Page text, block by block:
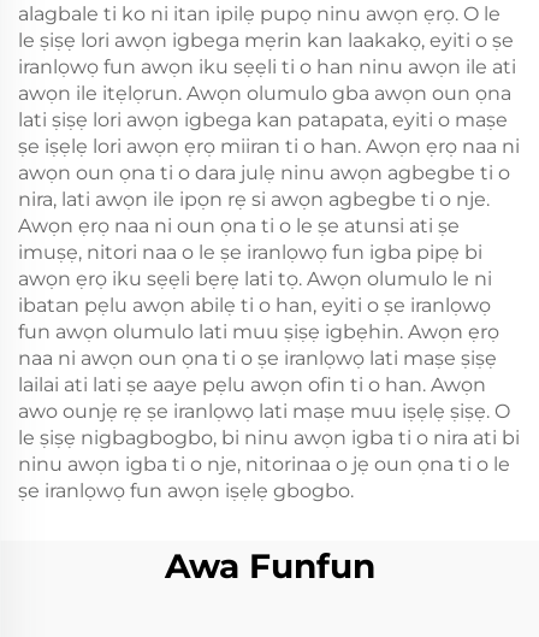
alagbale ti ko ni itan ipilẹ pupọ ninu awọn ẹrọ. O le
le ṣiṣẹ lori awọn igbega mẹrin kan laakakọ, eyiti o ṣe
iranlọwọ fun awọn iku sẹẹli ti o han ninu awọn ile ati
awọn ile itẹlọrun. Awọn olumulo gba awọn oun ọna
lati ṣiṣẹ lori awọn igbega kan patapata, eyiti o maṣe
ṣe iṣẹlẹ lori awọn ẹrọ miiran ti o han. Awọn ẹrọ naa ni
awọn oun ọna ti o dara julẹ ninu awọn agbegbe ti o
nira, lati awọn ile ipọn rẹ si awọn agbegbe ti o nje.
Awọn ẹrọ naa ni oun ọna ti o le ṣe atunsi ati ṣe
imuṣẹ, nitori naa o le ṣe iranlọwọ fun igba pipẹ bi
awọn ẹrọ iku sẹẹli bẹrẹ lati tọ. Awọn olumulo le ni
ibatan pẹlu awọn abilẹ ti o han, eyiti o ṣe iranlọwọ
fun awọn olumulo lati muu ṣiṣẹ igbẹhin. Awọn ẹrọ
naa ni awọn oun ọna ti o ṣe iranlọwọ lati maṣe ṣiṣẹ
lailai ati lati ṣe aaye pẹlu awọn ofin ti o han. Awọn
awo ounjẹ rẹ ṣe iranlọwọ lati maṣe muu iṣẹlẹ ṣiṣẹ. O
le ṣiṣẹ nigbagbogbo, bi ninu awọn igba ti o nira ati bi
ninu awọn igba ti o nje, nitorinaa o jẹ oun ọna ti o le
ṣe iranlọwọ fun awọn iṣẹlẹ gbogbo.
Awa Funfun